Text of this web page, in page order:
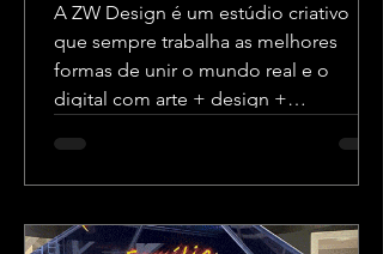
A ZW Design é um estúdio criativo
que sempre trabalha as melhores
formas de unir o mundo real e o
digital com arte + design +